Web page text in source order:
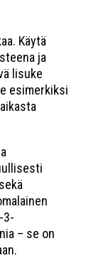
Käytä
ja
lisuke
esimerkiksi
3-
– se on